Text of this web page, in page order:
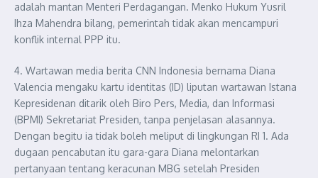
adalah mantan Menteri Perdagangan. Menko Hukum Yusril
Ihza Mahendra bilang, pemerintah tidak akan mencampuri
konflik internal PPP itu.
4. Wartawan media berita CNN Indonesia bernama Diana
Valencia mengaku kartu identitas (ID) liputan wartawan Istana
Kepresidenan ditarik oleh Biro Pers, Media, dan Informasi
(BPMI) Sekretariat Presiden, tanpa penjelasan alasannya.
Dengan begitu ia tidak boleh meliput di lingkungan RI 1. Ada
dugaan pencabutan itu gara-gara Diana melontarkan
pertanyaan tentang keracunan MBG setelah Presiden